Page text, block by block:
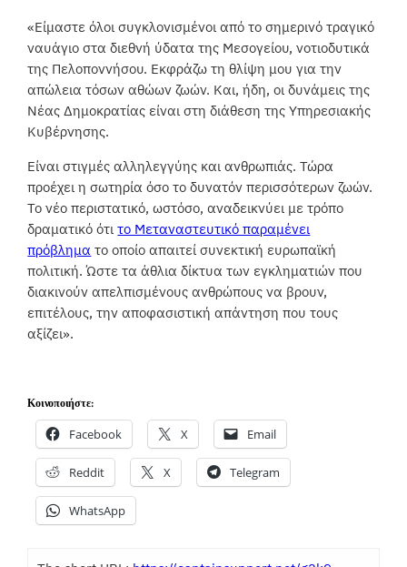
«Είμαστε όλοι συγκλονισμένοι από το σημερινό τραγικό
ναυάγιο στα διεθνή ύδατα της Μεσογείου, νοτιοδυτικά
της Πελοποννήσου. Εκφράζω τη θλίψη μου για την
απώλεια τόσων αθώων ζωών. Και, ήδη, οι δυνάμεις της
Νέας Δημοκρατίας είναι στη διάθεση της Υπηρεσιακής
Κυβέρνησης.
Είναι στιγμές αλληλεγγύης και ανθρωπιάς. Τώρα
προέχει η σωτηρία όσο το δυνατόν περισσότερων ζωών.
Το νέο περιστατικό, ωστόσο, αναδεικνύει με τρόπο
δραματικό ότιτο Μεταναστευτικό παραμένει
πρόβλημα το οποίο απαιτεί συνεκτική ευρωπαϊκή
πολιτική. Ώστε τα άθλια δίκτυα των εγκληματιών που
διακινούν απελπισμένους ανθρώπους να βρουν,
επιτέλους, την αποφασιστική απάντηση που τους
αξίζει».
Κοινοποιήστε:
Facebook X Email
Reddit X Telegram
WhatsApp